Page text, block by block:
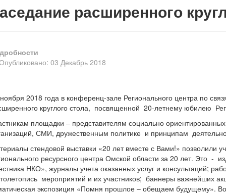
расширенного
03 Декабрь 2018
2018 года в конференц-зале Регионального центра по
круглого стола, посвященной 20-летнему юбилею
площадки – представителям социально
СМИ, дружественным политике и принципам
стендовой выставки «20 лет вместе с Вами!»
ресурсного центра Омской области за 20 лет. Это
НКО», журналы учета оказанных услуг и консультаций;
мероприятий и их участников; баннеры важнейших
экспозиция «Помня прошлое – обещаем будущему».